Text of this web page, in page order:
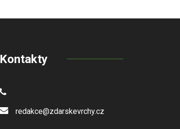
Kontakty
redakce@zdarskevrchy.cz